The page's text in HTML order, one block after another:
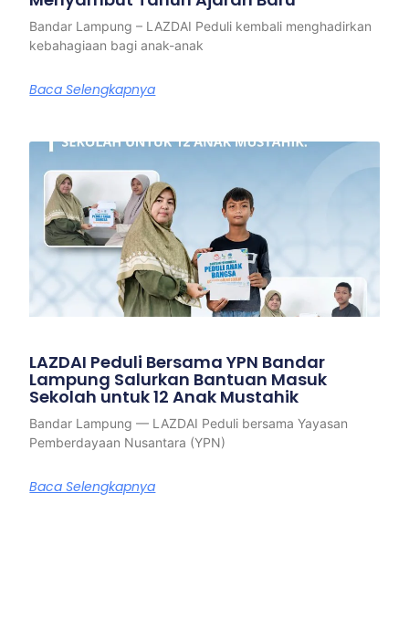
Bandar Lampung – LAZDAI Peduli kembali menghadirkan
kebahagiaan bagi anak-anak
Baca Selengkapnya
LAZDAI Peduli Bersama YPN Bandar
Lampung Salurkan Bantuan Masuk
Sekolah untuk 12 Anak Mustahik
Bandar Lampung — LAZDAI Peduli bersama Yayasan
Pemberdayaan Nusantara (YPN)
Baca Selengkapnya